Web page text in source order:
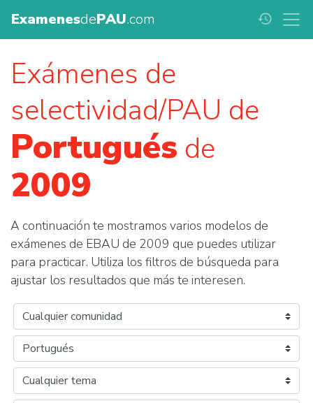
ExamenesdePAU.com history
Exámenes de
selectividad/PAU de
Portugués de
2009
A continuación te mostramos varios modelos de
exámenes de EBAU de 2009 que puedes utilizar
para practicar. Utiliza los filtros de búsqueda para
ajustar los resultados que más te interesen.